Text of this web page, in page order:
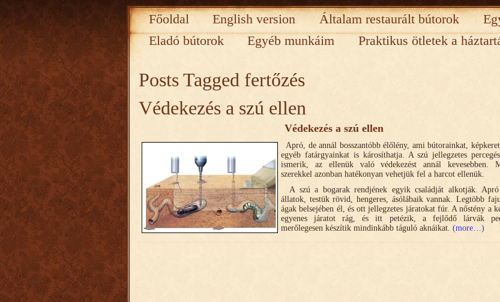
Főoldal English version Általam restaurált bútorok
Eladó bútorok
Egyéb munkáim Praktikus ötletek a
Posts Tagged fertőzés
Védekezés a szú ellen
Védekezés a szú ellen
Apró, de annál bosszantóbb élőlény, ami bútorainkat,
egyéb fatárgyainkat is károsíthatja. A szú jellegzetes
ismerik, az ellenük való védekezést annál kevesebben.
szerekkel azonban hatékonyan vehetjük fel a harcot ellenük.
A szú a bogarak rendjének egyik családját alkotják.
állatok, testük rövid, hengeres, ásólábaik vannak. Legtöbb
ágak belsejében él, és ott jellegzetes járatokat fúr. A nőstény a
egyenes járatot rág, és itt petézik, a fejlődő lárvák
merőlegesen készítik mindinkább táguló aknáikat. (more…)